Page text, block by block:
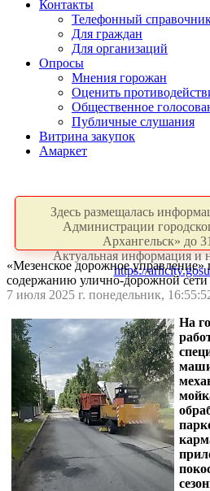
Контакты
Телефонный
Для граждан
Для организаций
Опросы
Мнения горожан
Оценить
Общественное
Публичные слушания
Витрина закупок
Амаркет
Здесь размещалась
Администрации
Архангельск» до
Актуальная информация и
https://
«Мезенское дорожное
содержанию улично-дорожной сети
7 июля 2025 г. понедельник,
На